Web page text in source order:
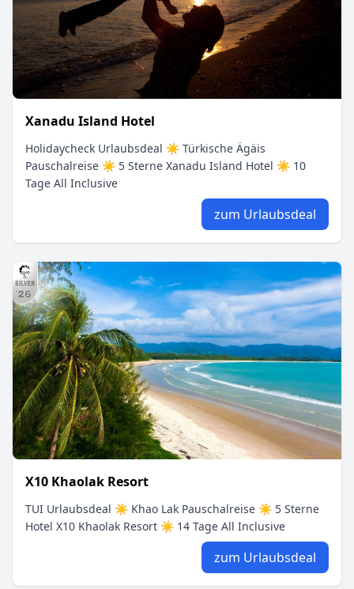
Xanadu Island Hotel
Holidaycheck Urlaubsdeal ☀ Türkische Ägäis
Pauschalreise ☀ 5 Sterne Xanadu Island Hotel ☀ 10
Tage All Inclusive
zum Urlaubsdeal
X10 Khaolak Resort
TUI Urlaubsdeal ☀ Khao Lak Pauschalreise ☀ 5 Sterne
Hotel X10 Khaolak Resort ☀ 14 Tage All Inclusive
zum Urlaubsdeal